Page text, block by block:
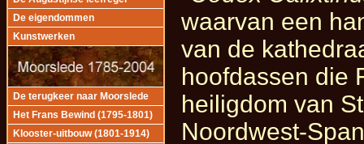
De eigendommen
Kunstwerken
De terugkeer naar Moorslede
Het Frans Bewind (1795-1801)
Klooster-uitbouw (1801-1914)
waarvan een
van de
hoofdassen die
heiligdom van
Noordwest-